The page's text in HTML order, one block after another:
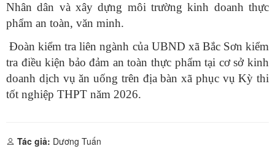
Nhân dân và xây dựng môi trường kinh doanh thực
phẩm an toàn, văn minh.
Đoàn kiểm tra liên ngành của UBND xã Bắc Sơn kiểm
tra điều kiện bảo đảm an toàn thực phẩm tại cơ sở kinh
doanh dịch vụ ăn uống trên địa bàn xã phục vụ Kỳ thi
tốt nghiệp THPT năm 2026.
Tác giả: Dương Tuấn